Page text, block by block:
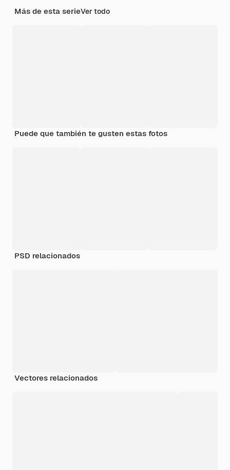
Más de esta serieVer todo
Puede que también te gusten estas fotos
PSD relacionados
Vectores relacionados